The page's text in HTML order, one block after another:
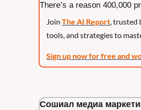
There’s a reason 400,000
Join The AI Report, trusted
tools, and strategies to
Sign up now for free and
Сошиал медиа